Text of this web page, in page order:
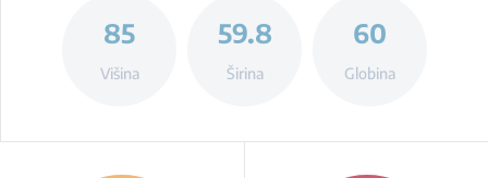
85
Višina
59.8
Širina
60
Globina